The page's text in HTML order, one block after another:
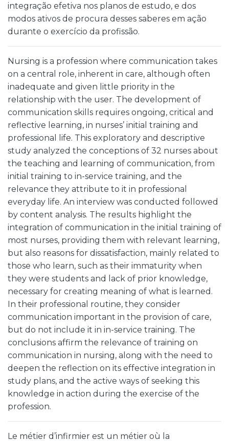
integração efetiva nos planos de estudo, e dos
modos ativos de procura desses saberes em ação
durante o exercício da profissão.
Nursing is a profession where communication takes
on a central role, inherent in care, although often
inadequate and given little priority in the
relationship with the user. The development of
communication skills requires ongoing, critical and
reflective learning, in nurses’ initial training and
professional life. This exploratory and descriptive
study analyzed the conceptions of 32 nurses about
the teaching and learning of communication, from
initial training to in-service training, and the
relevance they attribute to it in professional
everyday life. An interview was conducted followed
by content analysis. The results highlight the
integration of communication in the initial training of
most nurses, providing them with relevant learning,
but also reasons for dissatisfaction, mainly related to
those who learn, such as their immaturity when
they were students and lack of prior knowledge,
necessary for creating meaning of what is learned.
In their professional routine, they consider
communication important in the provision of care,
but do not include it in in-service training. The
conclusions affirm the relevance of training on
communication in nursing, along with the need to
deepen the reflection on its effective integration in
study plans, and the active ways of seeking this
knowledge in action during the exercise of the
profession.
Le métier d’infirmier est un métier où la